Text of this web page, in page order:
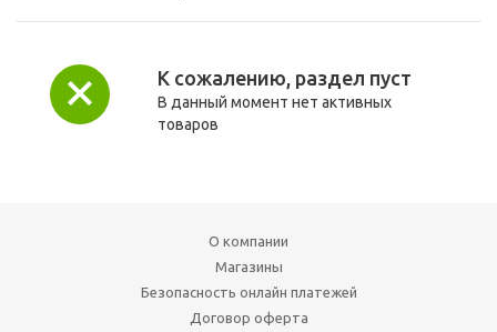
К сожалению, раздел пуст
В данный момент нет активных
товаров
О компании
Магазины
Безопасность онлайн платежей
Договор оферта